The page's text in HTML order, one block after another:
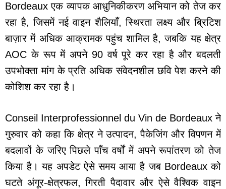
Bordeaux एक व्यापक आधुनिकीकरण अभियान को तेज कर
रहा है, जिसमें नई वाइन शैलियाँ, स्थिरता लक्ष्य और ब्रिटिश
बाज़ार में अधिक आक्रामक पहुंच शामिल है, जबकि यह क्षेत्र
AOC के रूप में अपने 90 वर्ष पूरे कर रहा है और बदलती
उपभोक्ता मांग के प्रति अधिक संवेदनशील छवि पेश करने की
कोशिश कर रहा है।
Conseil Interprofessionnel du Vin de Bordeaux ने
गुरुवार को कहा कि क्षेत्र ने उत्पादन, पैकेजिंग और विपणन में
बदलावों के जरिए पिछले पाँच वर्षों में अपने रूपांतरण को तेज
किया है। यह अपडेट ऐसे समय आया है जब Bordeaux को
घटते अंगूर-क्षेत्रफल, गिरती पैदावार और ऐसे वैश्विक वाइन